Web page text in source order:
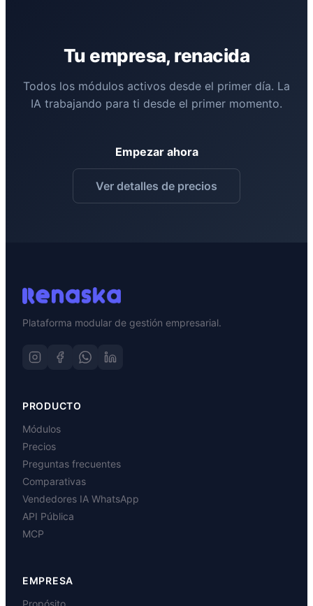
Tu empresa, renacida
Todos los módulos activos desde el primer día. La
IA trabajando para ti desde el primer momento.
Empezar ahora
Ver detalles de precios
Plataforma modular de gestión empresarial.
PRODUCTO
Módulos
Precios
Preguntas frecuentes
Comparativas
Vendedores IA WhatsApp
API Pública
MCP
EMPRESA